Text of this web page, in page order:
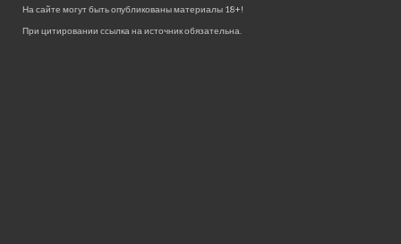
На сайте могут быть опубликованы материалы 18+!
При цитировании ссылка на источник обязательна.